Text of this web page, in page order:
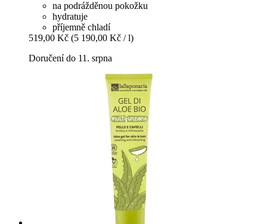
na podrážděnou pokožku
hydratuje
příjemně chladí
519,00 Kč (5 190,00 Kč / l)
Doručení do 11. srpna